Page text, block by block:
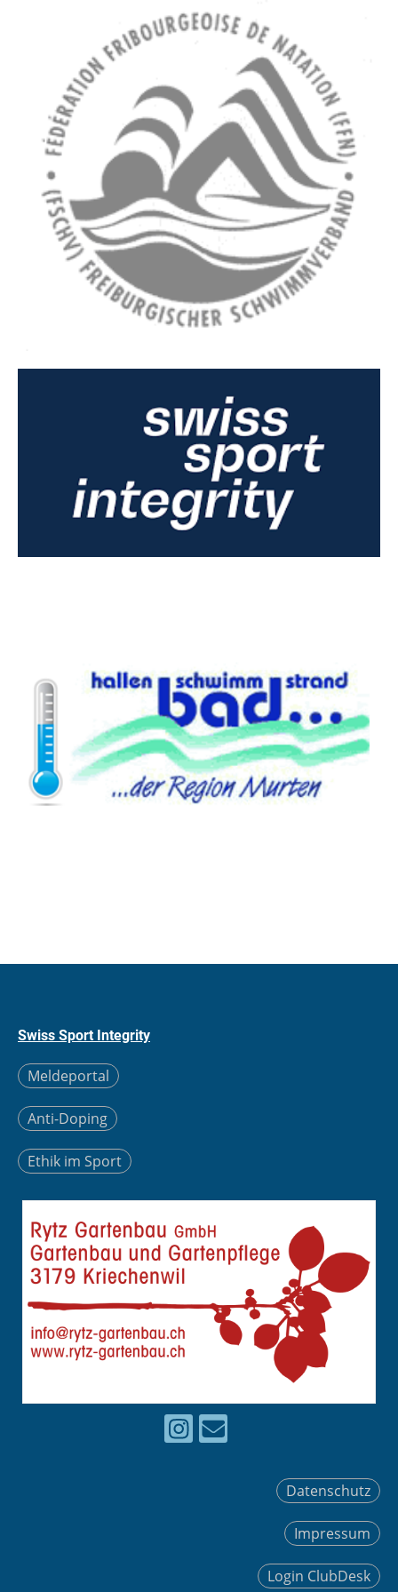
Swiss Sport Integrity
Meldeportal
Anti-Doping
Ethik im Sport
Datenschutz
Impressum
Login ClubDesk